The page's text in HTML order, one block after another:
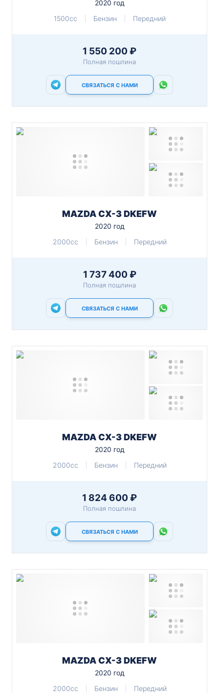
2020 год
1500cc
Бензин Передний
1 550 200 ₽
Полная пошлина
СВЯЗАТЬСЯ С НАМИ
MAZDA CX-3 DKEFW
2020 год
2000cc
Бензин Передний
1 737 400 ₽
Полная пошлина
СВЯЗАТЬСЯ С НАМИ
MAZDA CX-3 DKEFW
2020 год
2000cc
Бензин Передний
1 824 600 ₽
Полная пошлина
СВЯЗАТЬСЯ С НАМИ
MAZDA CX-3 DKEFW
2020 год
2000cc
Бензин Передний